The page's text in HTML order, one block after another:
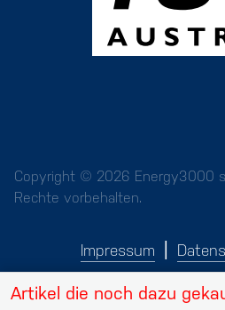
Artikel die noch dazu
Copyright © 2026 Energy3000
Rechte vorbehalten.
Impressum